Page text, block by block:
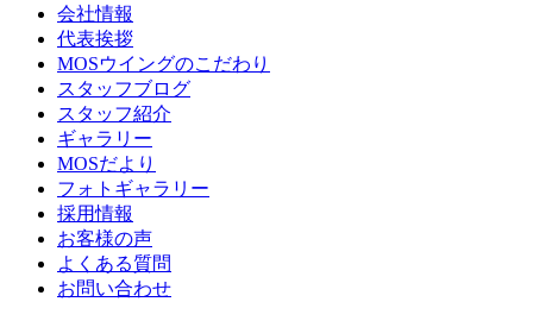
会社情報
代表挨拶
MOSウイングのこだわり
スタッフブログ
スタッフ紹介
ギャラリー
MOSだより
フォトギャラリー
採用情報
お客様の声
よくある質問
お問い合わせ